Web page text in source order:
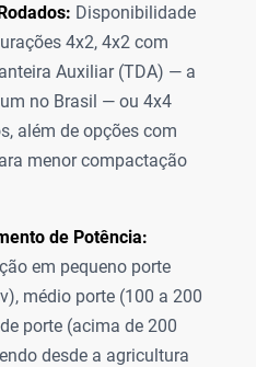
Disponibilidade
4x2, 4x2 com
Auxiliar (TDA) — a
no Brasil — ou 4x4
além de opções com
menor compactação
de Potência:
em pequeno porte
médio porte (100 a 200
porte (acima de 200
desde a agricultura